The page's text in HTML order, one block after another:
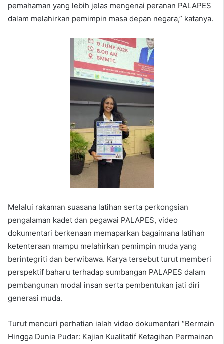
pemahaman yang lebih jelas mengenai peranan PALAPES
dalam melahirkan pemimpin masa depan negara,” katanya.
Melalui rakaman suasana latihan serta perkongsian
pengalaman kadet dan pegawai PALAPES, video
dokumentari berkenaan memaparkan bagaimana latihan
ketenteraan mampu melahirkan pemimpin muda yang
berintegriti dan berwibawa. Karya tersebut turut memberi
perspektif baharu terhadap sumbangan PALAPES dalam
pembangunan modal insan serta pembentukan jati diri
generasi muda.
Turut mencuri perhatian ialah video dokumentari “Bermain
Hingga Dunia Pudar: Kajian Kualitatif Ketagihan Permainan